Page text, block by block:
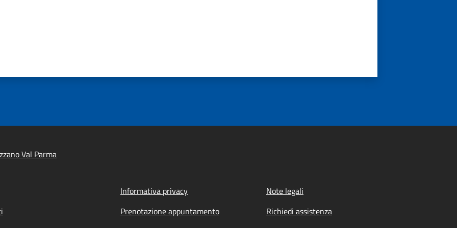
Val Parma
Informativa privacy
Note legali
Prenotazione appuntamento
Richiedi assistenza